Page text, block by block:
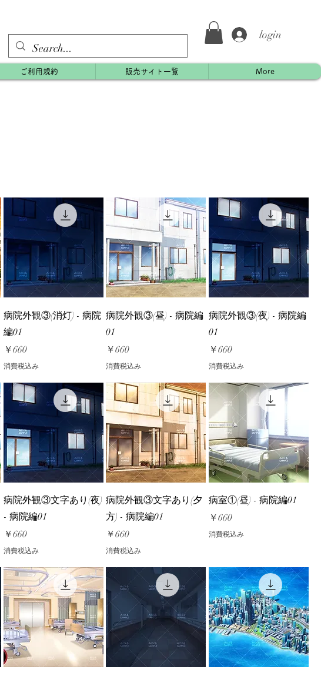
login
ご利用規約 販売サイト一覧 More
病院外観③(消灯) - 病院
編01
価格
￥660
消費税込み
病院外観③(昼) - 病院編
01
価格
￥660
消費税込み
病院外観③(夜) - 病院編
01
価格
￥660
消費税込み
病院外観③文字あり(夜)
- 病院編01
価格
￥660
消費税込み
病院外観③文字あり(夕
方) - 病院編01
価格
￥660
消費税込み
病室①(昼) - 病院編01
価格
￥660
消費税込み